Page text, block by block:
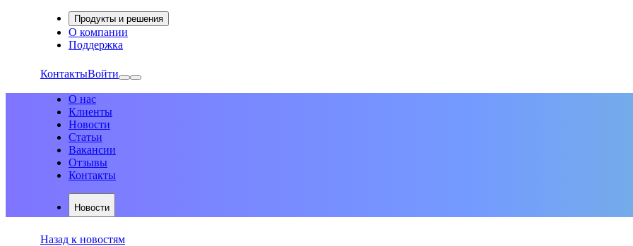
Продукты и решения
О компании
Поддержка
КонтактыВойти
О нас
Клиенты
Новости
Статьи
Вакансии
Отзывы
Контакты
Новости
Назад к новостям